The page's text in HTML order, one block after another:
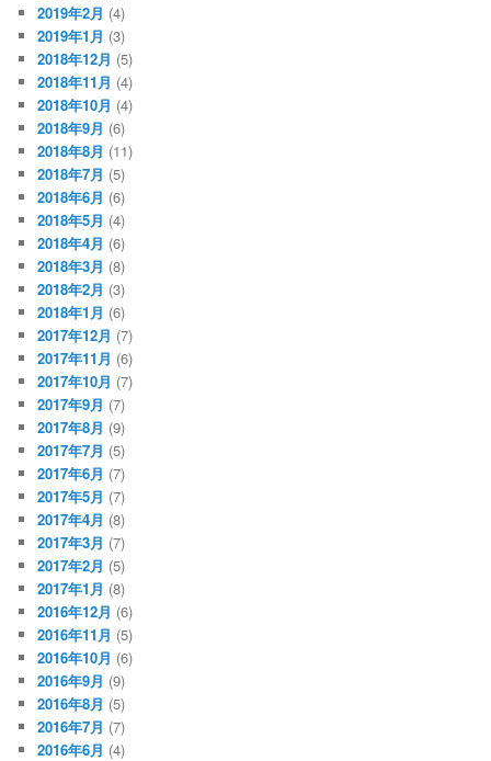
2019年2月 (4)
2019年1月 (3)
2018年12月 (5)
2018年11月 (4)
2018年10月 (4)
2018年9月 (6)
2018年8月 (11)
2018年7月 (5)
2018年6月 (6)
2018年5月 (4)
2018年4月 (6)
2018年3月 (8)
2018年2月 (3)
2018年1月 (6)
2017年12月 (7)
2017年11月 (6)
2017年10月 (7)
2017年9月 (7)
2017年8月 (9)
2017年7月 (5)
2017年6月 (7)
2017年5月 (7)
2017年4月 (8)
2017年3月 (7)
2017年2月 (5)
2017年1月 (8)
2016年12月 (6)
2016年11月 (5)
2016年10月 (6)
2016年9月 (9)
2016年8月 (5)
2016年7月 (7)
2016年6月 (4)